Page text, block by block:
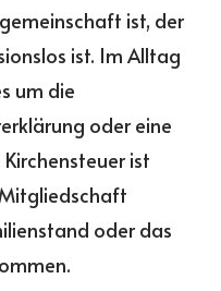
ist, der
ist. Im Alltag
um die
oder eine
ist
oder das